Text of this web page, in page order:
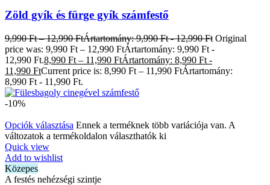
Zöld gyík és fürge gyík számfestő
9,990Ft – 12,990FtÁrtartomány: 9,990 Ft - 12,990 Ft Original
price was: 9,990 Ft – 12,990 FtÁrtartomány: 9,990 Ft -
12,990 Ft.8,990 Ft – 11,990 FtÁrtartomány: 8,990 Ft -
11,990 FtCurrent price is: 8,990 Ft – 11,990 FtÁrtartomány:
8,990 Ft - 11,990 Ft.
-10%
Opciók választása Ennek a terméknek több variációja van. A
változatok a termékoldalon választhatók ki
Quick view
Add to wishlist
Közepes
A festés nehézségi szintje